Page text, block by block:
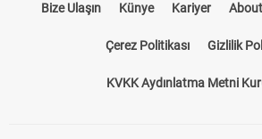
Bize Ulaşın Künye Kariyer
Çerez Politikası Gizlilik
KVKK Aydınlatma Metni